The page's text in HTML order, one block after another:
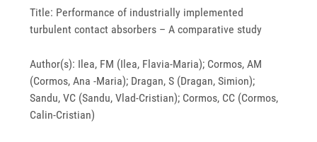
Title: Performance of industrially implemented
turbulent contact absorbers – A comparative study
Author(s): Ilea, FM (Ilea, Flavia-Maria); Cormos, AM
(Cormos, Ana -Maria); Dragan, S (Dragan, Simion);
Sandu, VC (Sandu, Vlad-Cristian); Cormos, CC (Cormos,
Calin-Cristian)